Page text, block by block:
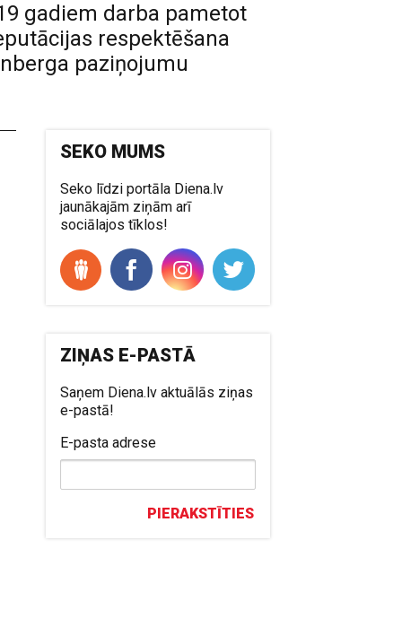
gadiem darba pametot
respektēšana
paziņojumu
SEKO MUMS
Seko līdzi portāla Diena.lv
jaunākajām ziņām arī
sociālajos tīklos!
ZIŅAS E-PASTĀ
Saņem Diena.lv aktuālās ziņas
e-pastā!
E-pasta adrese
PIERAKSTĪTIES